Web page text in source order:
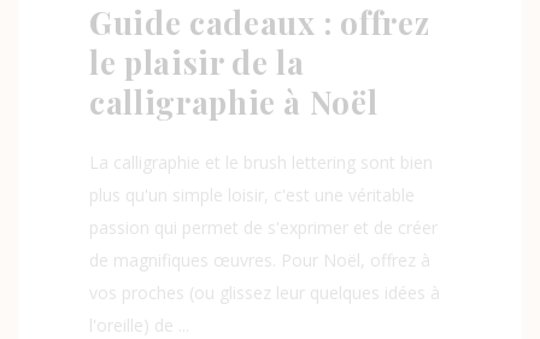
Guide cadeaux : offrez
le plaisir de la
calligraphie à Noël
La calligraphie et le brush lettering sont bien
plus qu'un simple loisir, c'est une véritable
passion qui permet de s'exprimer et de créer
de magnifiques œuvres. Pour Noël, offrez à
vos proches (ou glissez leur quelques idées à
l'oreille) de